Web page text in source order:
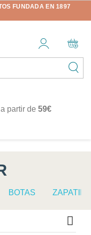
FUNDADA EN 1897
partir de 59€
BOTAS